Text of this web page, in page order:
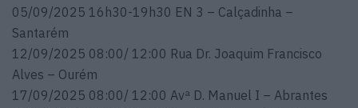
05/09/2025 16h30-19h30 EN 3 – Calçadinha –
Santarém
12/09/2025 08:00/ 12:00 Rua Dr. Joaquim Francisco
Alves – Ourém
17/09/2025 08:00/ 12:00 Avª D. Manuel I – Abrantes